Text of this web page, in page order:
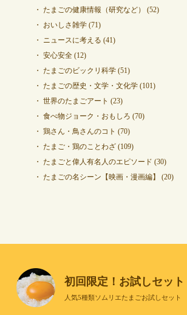
たまごの健康情報（研究など）
(52)
おいしさ雑学(71)
ニュースに考える (41)
安心安全(12)
たまごのビックリ科学(51)
たまごの歴史・文学・文化学(101)
世界のたまごアート (23)
食べ物ジョーク・おもしろ (70)
鶏さん・鳥さんのコト (70)
たまご・鶏のことわざ(109)
たまごと偉人有名人のエピソード (30)
たまごの名シーン【映画・漫画編】
(20)
初回限定！お試しセット
人気5種類ソムリエたまごお試しセット